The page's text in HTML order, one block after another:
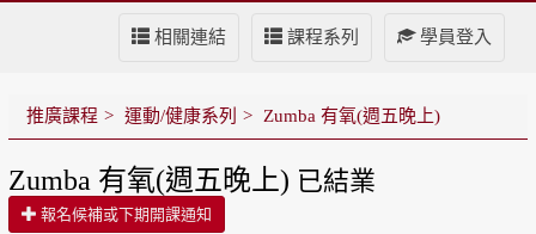
學員登入
課程系列
相關連結
推廣課程 運動/健康系列 Zumba 有氧(週五晚上)
Zumba 有氧(週五晚上) 已結業
報名候補或下期開課通知